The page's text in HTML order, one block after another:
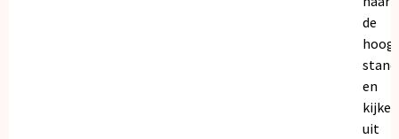
de
en
kijken
uit